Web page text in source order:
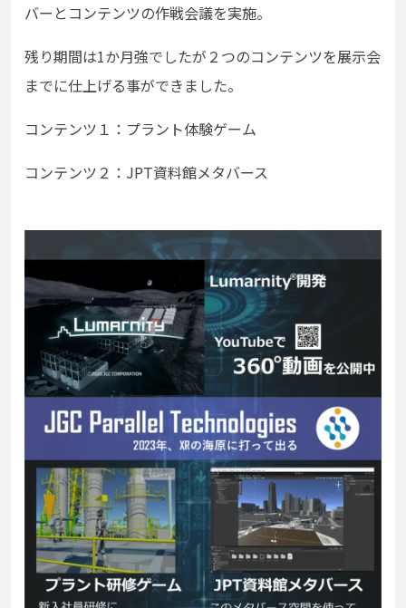
バーとコンテンツの作戦会議を実施。
残り期間は1か月強でしたが２つのコンテンツを展示会
までに仕上げる事ができました。
コンテンツ１：プラント体験ゲーム
コンテンツ２：JPT資料館メタバース